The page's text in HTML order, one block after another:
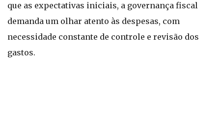
que as expectativas iniciais, a governança fiscal
demanda um olhar atento às despesas, com
necessidade constante de controle e revisão dos
gastos.